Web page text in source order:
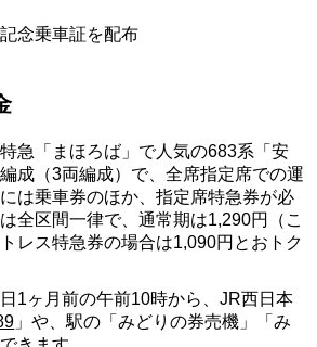
念乗車証を配布
急「まほろば」で人気の683系「安
成（3両編成）で、全席指定席での運
は乗車券のほか、指定席特急券が必
全区間一律で、通常期は1,290円（こ
レス特急券の場合は1,090円とおトク
1ヶ月前の午前10時から、JR西日本
」や、駅の「みどりの券売機」「み